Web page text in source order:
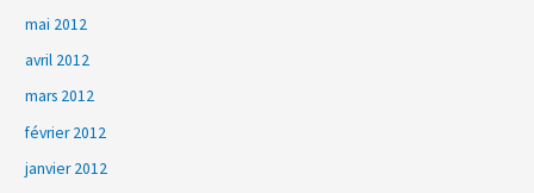
mai 2012
avril 2012
mars 2012
février 2012
janvier 2012